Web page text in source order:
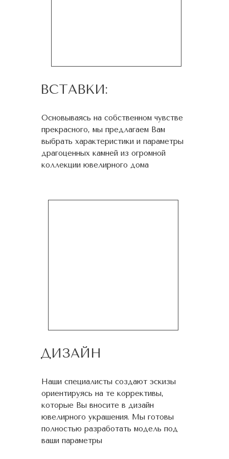
ВСТАВКИ:
Основываясь на собственном чувстве
прекрасного, мы предлагаем Вам
выбрать характеристики и параметры
драгоценных камней из огромной
коллекции ювелирного дома
ДИЗАЙН
Наши специалисты создают эскизы
ориентируясь на те коррективы,
которые Вы вносите в дизайн
ювелирного украшения. Мы готовы
полностью разработать модель под
ваши параметры